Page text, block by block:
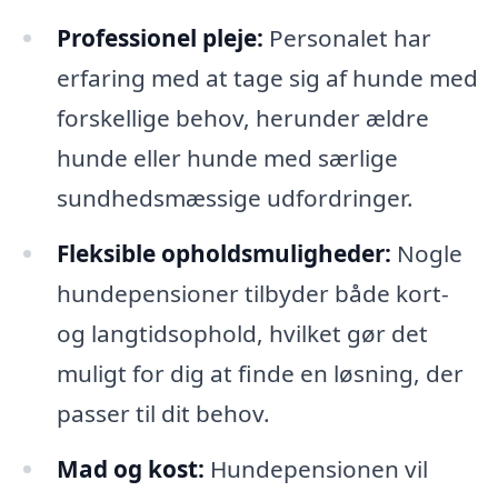
Professionel pleje: Personalet har
erfaring med at tage sig af hunde med
forskellige behov, herunder ældre
hunde eller hunde med særlige
sundhedsmæssige udfordringer.
Fleksible opholdsmuligheder: Nogle
hundepensioner tilbyder både kort-
og langtidsophold, hvilket gør det
muligt for dig at finde en løsning, der
passer til dit behov.
Mad og kost: Hundepensionen vil